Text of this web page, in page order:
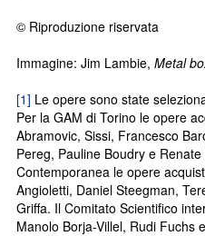
© Riproduzione riservata
Immagine: Jim Lambie, Metal
[1] Le opere sono state
Per la GAM di Torino le opere
Abramovic, Sissi, Francesco
Pereg, Pauline Boudry e
Contemporanea le opere
Angioletti, Daniel Steegman,
Griffa. Il Comitato Scientifico
Manolo Borja-Villel, Rudi Fuchs